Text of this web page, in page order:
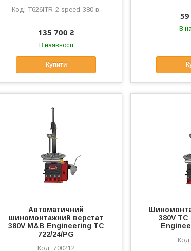
T626ITR-2 speed-380 в.
135 700 ₴
В наявності
Купити
В
Автоматичний
шиномонтажний верстат
380V M&B Engineering TC
722/24/PG
700212
380V TC